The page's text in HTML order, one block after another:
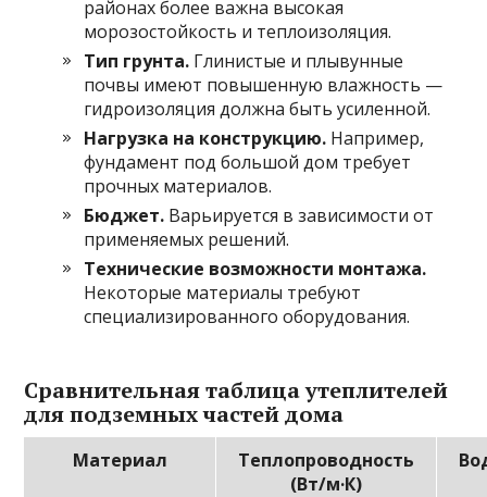
районах более важна высокая
морозостойкость и теплоизоляция.
Тип грунта. Глинистые и плывунные
почвы имеют повышенную влажность —
гидроизоляция должна быть усиленной.
Нагрузка на конструкцию. Например,
фундамент под большой дом требует
прочных материалов.
Бюджет. Варьируется в зависимости от
применяемых решений.
Технические возможности монтажа.
Некоторые материалы требуют
специализированного оборудования.
Сравнительная таблица утеплителей
для подземных частей дома
Материал
Теплопроводность
(Вт/м·К)